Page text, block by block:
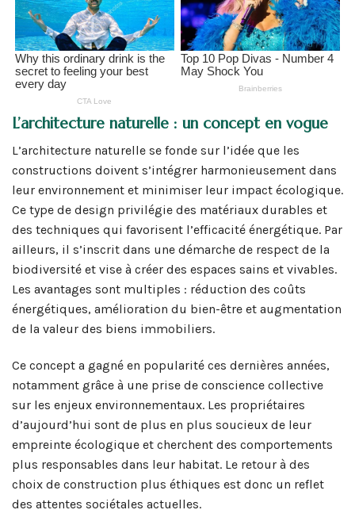
L’architecture naturelle : un concept en vogue
L’architecture naturelle se fonde sur l’idée que les
constructions doivent s’intégrer harmonieusement dans
leur environnement et minimiser leur impact écologique.
Ce type de design privilégie des matériaux durables et
des techniques qui favorisent l’efficacité énergétique. Par
ailleurs, il s’inscrit dans une démarche de respect de la
biodiversité et vise à créer des espaces sains et vivables.
Les avantages sont multiples : réduction des coûts
énergétiques, amélioration du bien-être et augmentation
de la valeur des biens immobiliers.
Ce concept a gagné en popularité ces dernières années,
notamment grâce à une prise de conscience collective
sur les enjeux environnementaux. Les propriétaires
d’aujourd’hui sont de plus en plus soucieux de leur
empreinte écologique et cherchent des comportements
plus responsables dans leur habitat. Le retour à des
choix de construction plus éthiques est donc un reflet
des attentes sociétales actuelles.